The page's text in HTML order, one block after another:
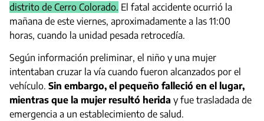
distrito de Cerro Colorado. El fatal accidente ocurrió la
mañana de este viernes, aproximadamente a las 11:00
horas, cuando la unidad pesada retrocedía.
Según información preliminar, el niño y una mujer
intentaban cruzar la vía cuando fueron alcanzados por el
vehículo. Sin embargo, el pequeño falleció en el lugar,
mientras que la mujer resultó herida y fue trasladada de
emergencia a un establecimiento de salud.